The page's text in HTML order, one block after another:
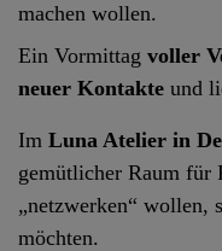
machen wollen.
Ein Vormittag voller
neuer Kontakte und
Im Luna Atelier in
gemütlicher Raum für
„netzwerken“ wollen,
möchten.